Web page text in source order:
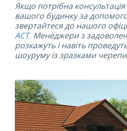
Якщо потрібна
вашого будинку за
звертайтеся до нашого
AСT. Менеджери з
розкажуть і навіть
шоуруму із зразками